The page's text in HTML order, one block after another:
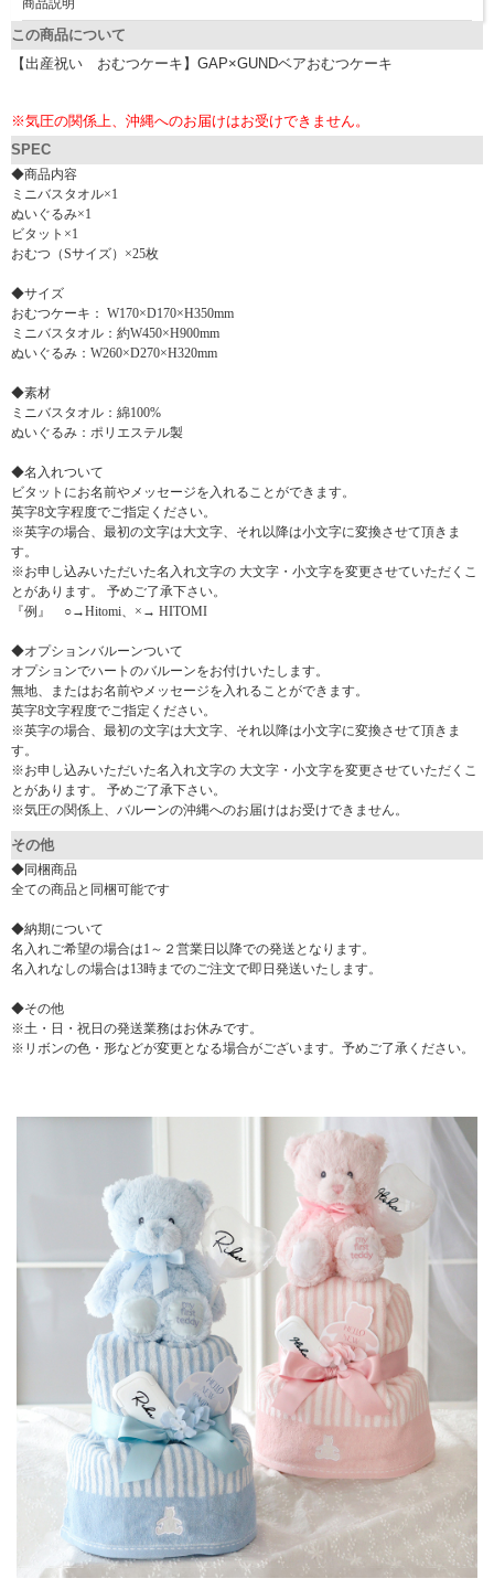
この商品について
【出産祝い おむつケーキ】GAP×GUNDベアおむつケーキ
※気圧の関係上、沖縄へのお届けはお受けできません。
SPEC
◆商品内容
ミニバスタオル×1
ぬいぐるみ×1
ビタット×1
おむつ（Sサイズ）×25枚
◆サイズ
おむつケーキ： W170×D170×H350mm
ミニバスタオル：約W450×H900mm
ぬいぐるみ：W260×D270×H320mm
◆素材
ミニバスタオル：綿100%
ぬいぐるみ：ポリエステル製
◆名入れついて
ビタットにお名前やメッセージを入れることができます。
英字8文字程度でご指定ください。
※英字の場合、最初の文字は大文字、それ以降は小文字に変換させて頂きま
す。
※お申し込みいただいた名入れ文字の 大文字・小文字を変更させていただくこ
とがあります。 予めご了承下さい。
『例』 ○→Hitomi、×→ HITOMI
◆オプションバルーンついて
オプションでハートのバルーンをお付けいたします。
無地、またはお名前やメッセージを入れることができます。
英字8文字程度でご指定ください。
※英字の場合、最初の文字は大文字、それ以降は小文字に変換させて頂きま
す。
※お申し込みいただいた名入れ文字の 大文字・小文字を変更させていただくこ
とがあります。 予めご了承下さい。
※気圧の関係上、バルーンの沖縄へのお届けはお受けできません。
その他
◆同梱商品
全ての商品と同梱可能です
◆納期について
名入れご希望の場合は1～２営業日以降での発送となります。
名入れなしの場合は13時までのご注文で即日発送いたします。
◆その他
※土・日・祝日の発送業務はお休みです。
※リボンの色・形などが変更となる場合がございます。予めご了承ください。